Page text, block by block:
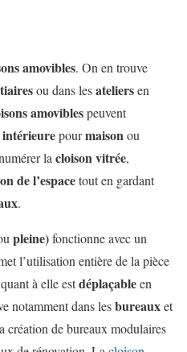
amovibles. On en trouve
ou dans lesateliersen
amoviblespeuvent
pourmaisonou
lacloison vitrée,
de l’espacetout en gardant
.
pleine)fonctionne avec un
l’utilisation entière de la pièce
quant à elle estdéplaçableen
notamment dans lesbureauxet
création de bureaux modulaires